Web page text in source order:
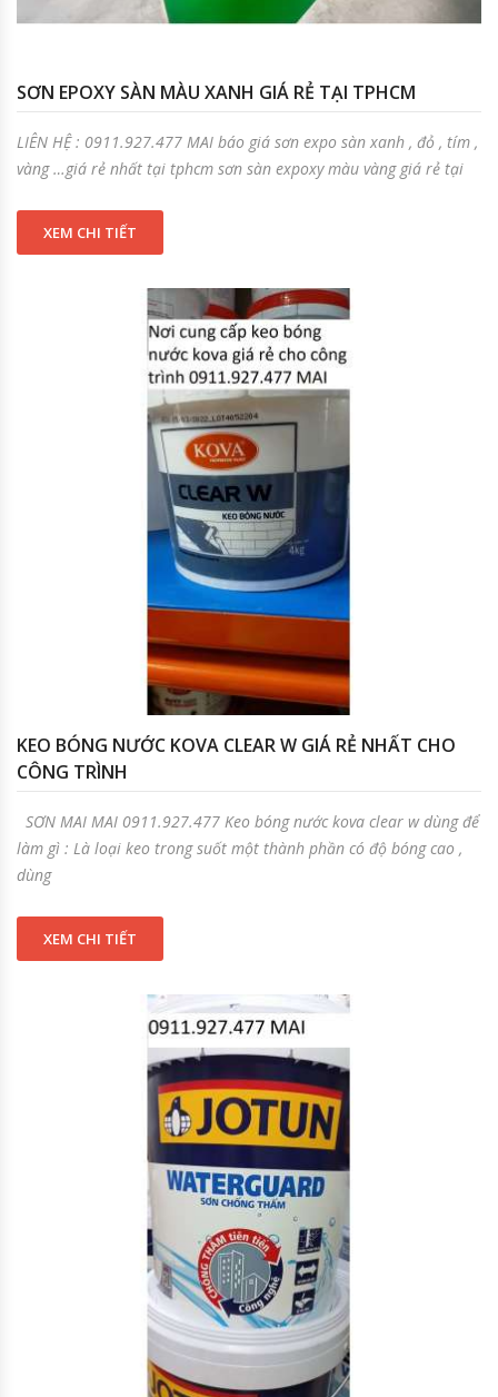
SƠN EPOXY SÀN MÀU XANH GIÁ RẺ TẠI TPHCM
LIÊN HỆ : 0911.927.477 MAI báo giá sơn expo sàn xanh , đỏ , tím ,
vàng …giá rẻ nhất tại tphcm sơn sàn expoxy màu vàng giá rẻ tại
XEM CHI TIẾT
KEO BÓNG NƯỚC KOVA CLEAR W GIÁ RẺ NHẤT CHO
CÔNG TRÌNH
SƠN MAI MAI 0911.927.477 Keo bóng nước kova clear w dùng để
làm gì : Là loại keo trong suốt một thành phần có độ bóng cao ,
dùng
XEM CHI TIẾT